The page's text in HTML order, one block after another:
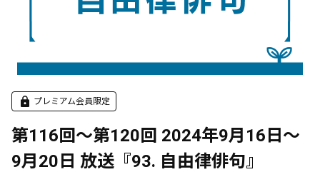
プレミアム会員限定
第116回～第120回 2024年9月16日～
9月20日 放送『93. 自由律俳句』